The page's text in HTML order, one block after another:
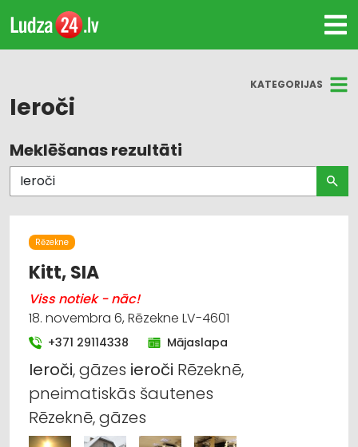
KATEGORIJAS
Ieroči
Visas nozares
Makšķerēšanas piederumi
Internetveikali, e-komercija
Medību piederumi
Pirotehnika
Sporta un tūrisma preču tirdzniecība
Meklēšanas rezultāti
Rēzekne
Kitt, SIA
Viss notiek - nāc!
18. novembra 6, Rēzekne LV-4601
+371 29114338 Mājaslapa
Ieroči, gāzes ieroči Rēzeknē,
pneimatiskās šautenes
Rēzeknē, gāzes